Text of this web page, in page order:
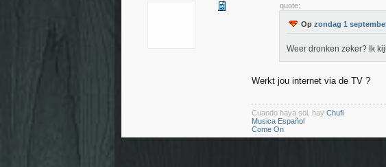
quote:
Op zondag 1
Weer dronken zeker? Ik
Werkt jou internet via de TV ?
Cuando haya sol, hay Chufi
Musica Español
Come On